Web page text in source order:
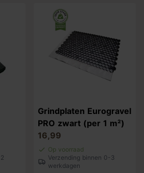
Grindplaten Eurogravel
PRO zwart (per 1 m²)
16,99
Op voorraad
Verzending binnen 0-3
werkdagen